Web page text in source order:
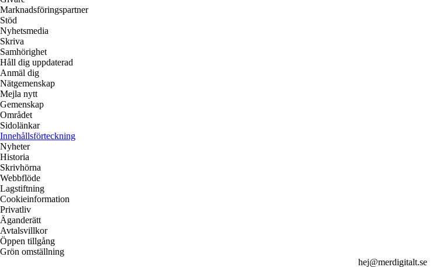
Marknadsföringspartner
Stöd
Nyhetsmedia
Skriva
Samhörighet
Håll dig uppdaterad
Anmäl dig
Nätgemenskap
Mejla nytt
Gemenskap
Området
Sidolänkar
Innehållsförteckning
Nyheter
Historia
Skrivhörna
Webbflöde
Lagstiftning
Cookieinformation
Privatliv
Äganderätt
Avtalsvillkor
Öppen tillgång
Grön omställning
hej@merdigitalt.se